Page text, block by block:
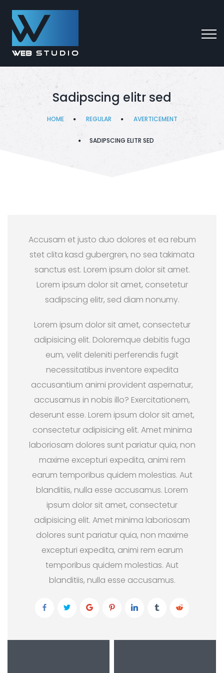
Sadipscing elitr sed
HOME REGULAR AVERTICEMENT
SADIPSCING ELITR SED
Accusam et justo duo dolores et ea rebum
stet clita kasd gubergren, no sea takimata
sanctus est. Lorem ipsum dolor sit amet.
Lorem ipsum dolor sit amet, consetetur
sadipscing elitr, sed diam nonumy.
Lorem ipsum dolor sit amet, consectetur
adipisicing elit. Doloremque debitis fuga
eum, velit deleniti perferendis fugit
necessitatibus inventore expedita
accusantium animi provident aspernatur,
accusamus in nobis illo? Exercitationem,
deserunt esse. Lorem ipsum dolor sit amet,
consectetur adipisicing elit. Amet minima
laboriosam dolores sunt pariatur quia, non
maxime excepturi expedita, animi rem
earum temporibus quidem molestias. Aut
blanditiis, nulla esse accusamus. Lorem
ipsum dolor sit amet, consectetur
adipisicing elit. Amet minima laboriosam
dolores sunt pariatur quia, non maxime
excepturi expedita, animi rem earum
temporibus quidem molestias. Aut
blanditiis, nulla esse accusamus.